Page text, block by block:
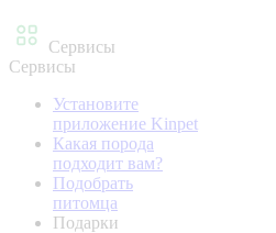
Сервисы
Сервисы
Установите
приложение Kinpet
Какая порода
подходит вам?
Подобрать
питомца
Подарки